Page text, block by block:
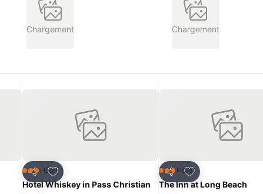
Chargement Chargement
Partager
Ajouter à mes favoris
3 ÉtoilesHôtel
Hotel Whiskey in Pass Christian
Partager
Ajouter à mes
3 ÉtoilesHôtel
The Inn at Long Beach